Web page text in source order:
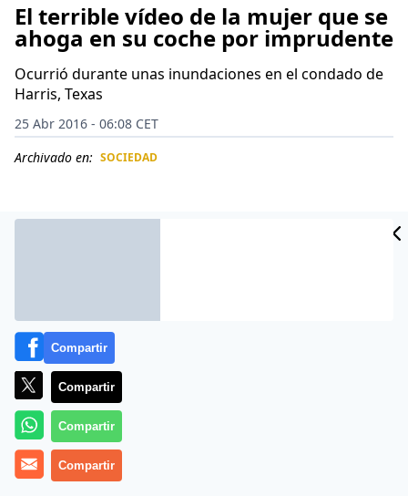
El terrible vídeo de la mujer que se
ahoga en su coche por imprudente
Ocurrió durante unas inundaciones en el condado de
Harris, Texas
25 Abr 2016 - 06:08 CET
Archivado en: SOCIEDAD
Las imágenes del coche de Claudia Melgar,
sumergiéndose bajo las aguas en un túnel de
Compartir
Compartir
Compartir
Compartir